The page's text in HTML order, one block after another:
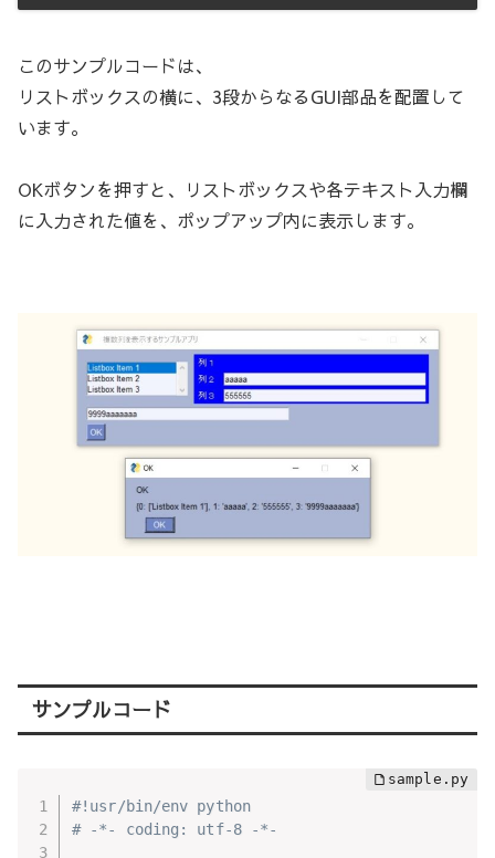
このサンプルコードは、
リストボックスの横に、3段からなるGUI部品を配置して
います。
OKボタンを押すと、リストボックスや各テキスト入力欄
に入力された値を、ポップアップ内に表示します。
サンプルコード
#!usr/bin/env python
# -*- coding: utf-8 -*-